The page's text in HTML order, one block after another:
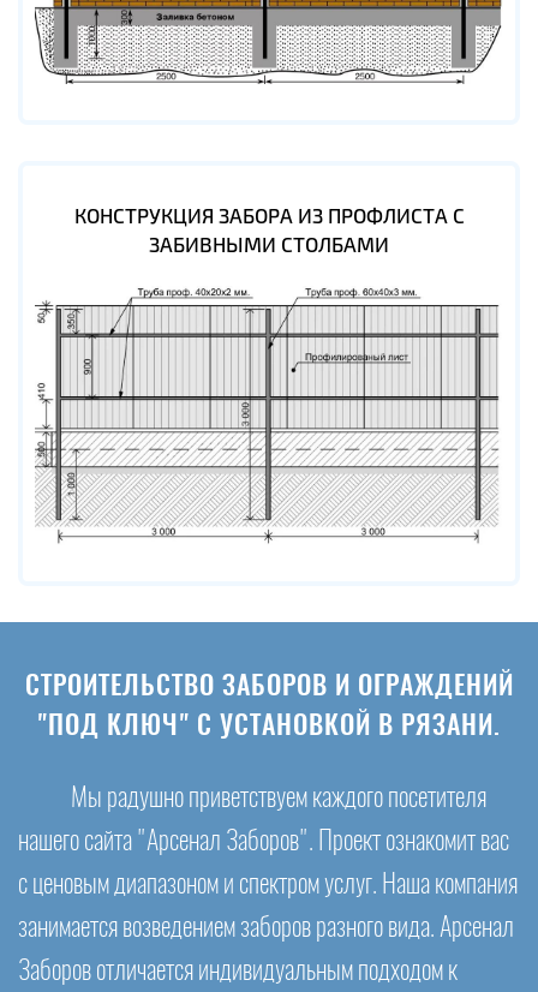
КОНСТРУКЦИЯ ЗАБОРА ИЗ ПРОФЛИСТА С
ЗАБИВНЫМИ СТОЛБАМИ
СТРОИТЕЛЬСТВО ЗАБОРОВ И ОГРАЖДЕНИЙ
"ПОД КЛЮЧ" С УСТАНОВКОЙ В РЯЗАНИ.
Мы радушно приветствуем каждого посетителя
нашего сайта "Арсенал Заборов". Проект ознакомит вас
с ценовым диапазоном и спектром услуг. Наша компания
занимается возведением заборов разного вида. Арсенал
Заборов отличается индивидуальным подходом к